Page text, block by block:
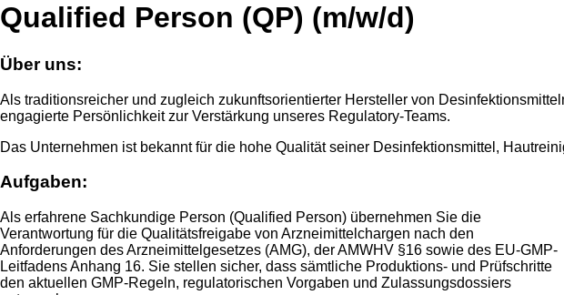
Qualified Person (QP) (m/w/d)
Über uns:
Als traditionsreicher und zugleich zukunftsorientierter Hersteller von
engagierte Persönlichkeit zur Verstärkung unseres Regulatory-Teams.
Das Unternehmen ist bekannt für die hohe Qualität seiner Desinfektionsmittel,
Aufgaben:
Als erfahrene Sachkundige Person (Qualified Person) übernehmen Sie die
Verantwortung für die Qualitätsfreigabe von Arzneimittelchargen nach den
Anforderungen des Arzneimittelgesetzes (AMG), der AMWHV §16 sowie des EU-GMP-
Leitfadens Anhang 16. Sie stellen sicher, dass sämtliche Produktions- und Prüfschritte
den aktuellen GMP-Regeln, regulatorischen Vorgaben und Zulassungsdossiers